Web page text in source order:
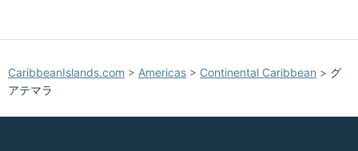
CaribbeanIslands.com > Americas > Continental Caribbean > グ
アテマラ